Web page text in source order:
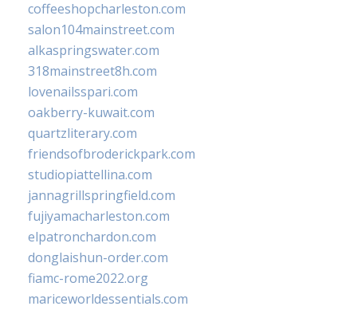
coffeeshopcharleston.com
salon104mainstreet.com
alkaspringswater.com
318mainstreet8h.com
lovenailsspari.com
oakberry-kuwait.com
quartzliterary.com
friendsofbroderickpark.com
studiopiattellina.com
jannagrillspringfield.com
fujiyamacharleston.com
elpatronchardon.com
donglaishun-order.com
fiamc-rome2022.org
mariceworldessentials.com